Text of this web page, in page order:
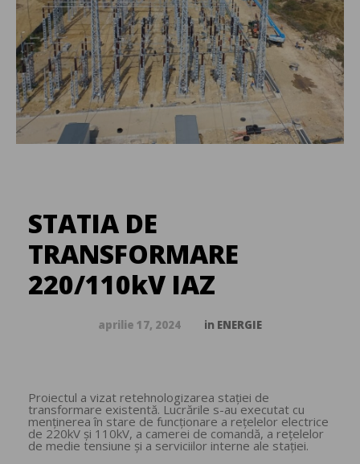
STATIA DE
TRANSFORMARE
220/110kV IAZ
aprilie 17, 2024 in ENERGIE
Proiectul a vizat retehnologizarea stației de
transformare existentă. Lucrările s-au executat cu
menținerea în stare de funcționare a rețelelor electrice
de 220kV și 110kV, a camerei de comandă, a rețelelor
de medie tensiune și a serviciilor interne ale stației.